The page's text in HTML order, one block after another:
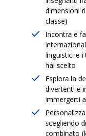
dimensioni
classe)
Incontra e
linguistici e i
hai scelto
Esplora la
divertenti e
immergerti
scegliendo
combinato